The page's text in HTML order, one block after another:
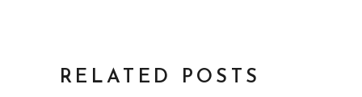
RELATED POSTS